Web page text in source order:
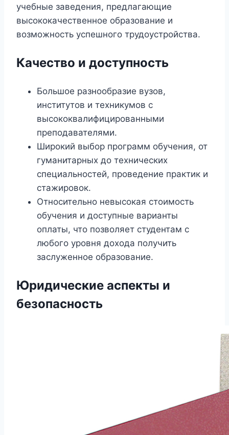
учебные заведения, предлагающие
высококачественное образование и
возможность успешного трудоустройства.
Качество и доступность
Большое разнообразие вузов,
институтов и техникумов с
высококвалифицированными
преподавателями.
Широкий выбор программ обучения, от
гуманитарных до технических
специальностей, проведение практик и
стажировок.
Относительно невысокая стоимость
обучения и доступные варианты
оплаты, что позволяет студентам с
любого уровня дохода получить
заслуженное образование.
Юридические аспекты и
безопасность